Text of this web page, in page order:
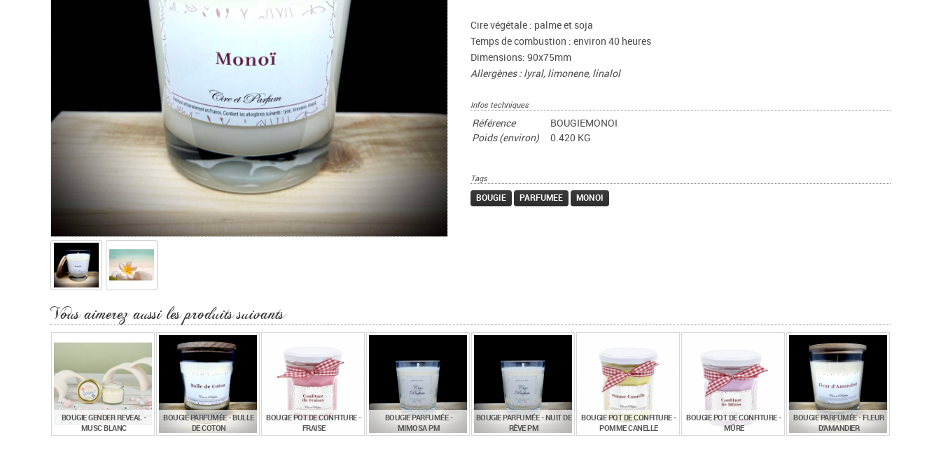
Cire végétale : palme et soja
Temps de combustion : environ 40 heures
Dimensions: 90x75mm
Allergènes : lyral, limonene, linalol
Infos techniques
Référence
BOUGIEMONOI
Poids (environ)
0.420 KG
Tags
BOUGIE PARFUMEE MONOI
Vous aimerez aussi les produits suivants
BOUGIE GENDER REVEAL -
MUSC BLANC
BOUGIE PARFUMÉE - BULLE
DE COTON
BOUGIE POT DE CONFITURE -
FRAISE
BOUGIE PARFUMÉE -
MIMOSA PM
BOUGIE PARFUMÉE - NUIT DE
RÊVE PM
BOUGIE POT DE CONFITURE -
POMME CANELLE
BOUGIE POT DE CONFITURE -
MÛRE
BOUGIE PARFUMÉE - FLEUR
D'AMANDIER